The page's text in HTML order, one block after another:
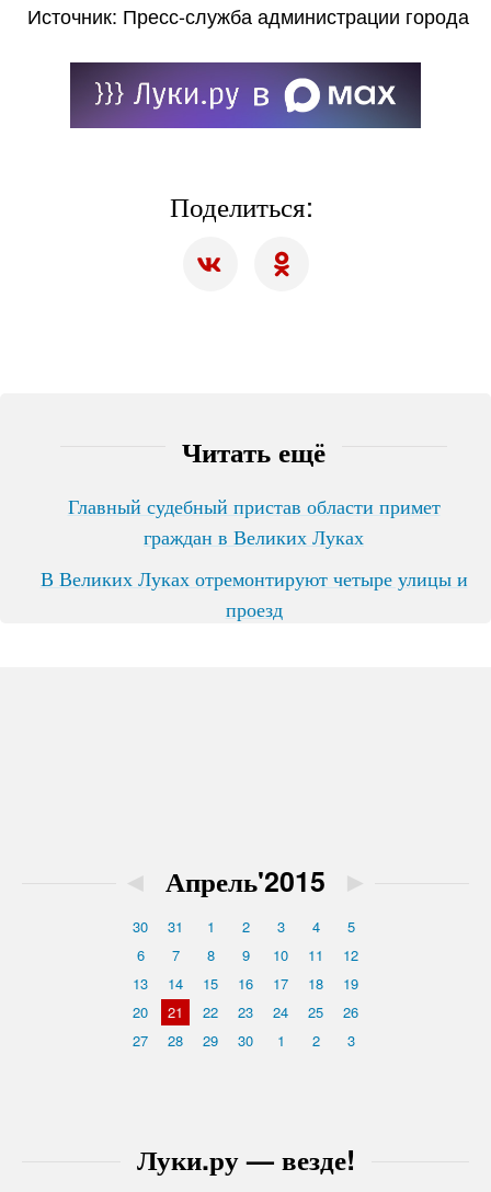
Источник: Пресс-служба администрации города
Поделиться:
Читать ещё
Главный судебный пристав области примет
граждан в Великих Луках
В Великих Луках отремонтируют четыре улицы и
проезд
Луки.ру — везде!
◄ Апрель'2015 ►
30 31 1 2 3 4
5
6
7 8 9 10 11
12
13
14 15 16 17 18
19
20
21 22 23 24 25
26
27
28 29 30 1 2 3